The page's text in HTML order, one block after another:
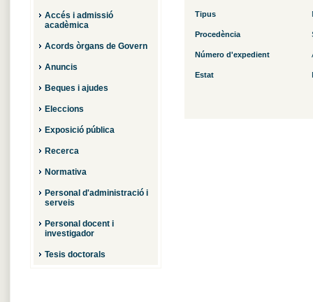
Accés i admissió
acadèmica
Acords òrgans de Govern
Anuncis
Beques i ajudes
Eleccions
Exposició pública
Recerca
Normativa
Personal d'administració i
serveis
Personal docent i
investigador
Tesis doctorals
Tipus
Procedència
Número d'expedient
Estat